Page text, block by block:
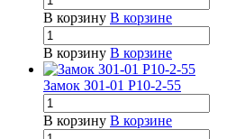
В корзину В корзине
В корзину В корзине
Замок З01-01 Р10-2-55
В корзину В корзине